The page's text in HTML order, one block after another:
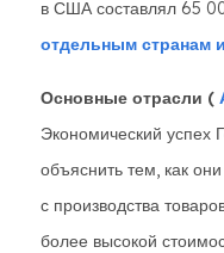
в США составлял 65
отдельным странам
Основные отрасли (
Экономический
объяснить тем, как
с производства
более высокой